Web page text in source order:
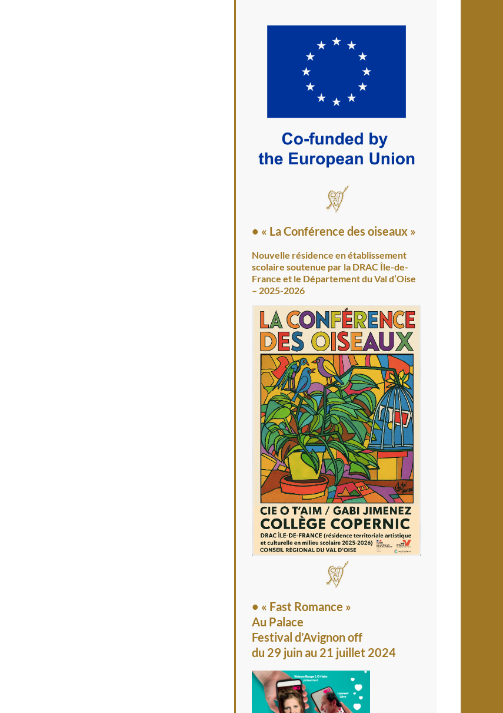
• « La Conférence des oiseaux »
Nouvelle résidence en établissement
scolaire soutenue par la DRAC Île-de-
France et le Département du Val d’Oise
– 2025-2026
• « Fast Romance »
Au Palace
Festival d’Avignon off
du 29 juin au 21 juillet 2024